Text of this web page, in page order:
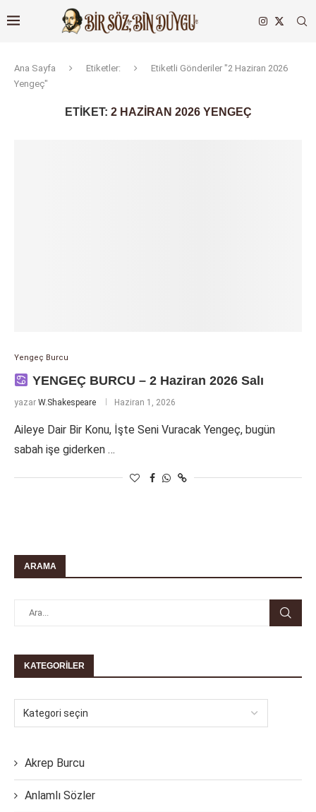
Ana Sayfa Etiketler:
Etiketli Gönderiler "2 Haziran 2026
Yengeç"
ETIKET: 2 HAZIRAN 2026 YENGEÇ
Yengeç Burcu
YENGEÇ BURCU – 2 Haziran 2026 Salı
yazar W.Shakespeare Haziran 1, 2026
Aileye Dair Bir Konu, İşte Seni Vuracak Yengeç, bugün
sabah işe giderken …
ARAMA
KATEGORILER
Akrep Burcu
Anlamlı Sözler